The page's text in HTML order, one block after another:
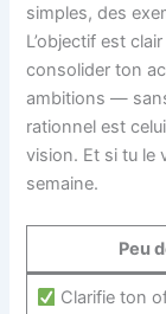
simples, des
L’objectif est
consolider ton
ambitions —
rationnel est
vision. Et si tu le
semaine.
Peu
Clarifie ton